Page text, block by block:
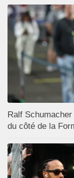
Ralf
du côté de la